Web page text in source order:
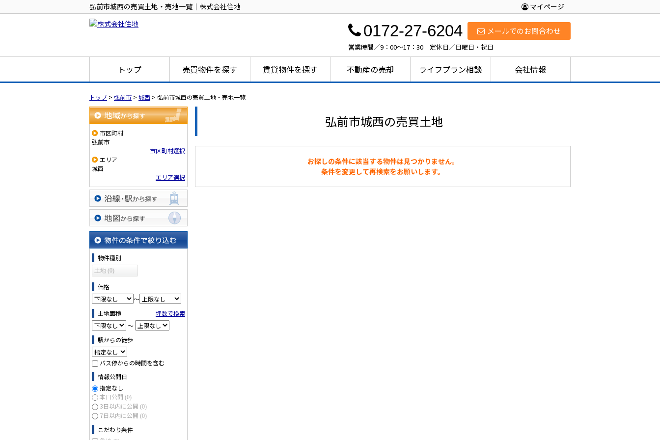
弘前市城西の売買土地・売地一覧｜株式会社住地 マイページ
メールでのお問合わせ
0172-27-6204
営業時間／9：00～17：30 定休日／日曜日・祝日
トップ 売買物件を探す 賃貸物件を探す 不動産の売却 ライフプラン相談 会社情報
トップ > 弘前市 > 城西 > 弘前市城西の売買土地・売地一覧
地域から探す
市区町村
弘前市
市区町村選択
エリア
城西
エリア選択
沿線・駅から探す
地図から探す
物件の条件で絞り込む
物件種別
土地 (0)
価格
～
土地面積
坪数で検索
～
駅からの徒歩
バス停からの時間を含む
情報公開日
指定なし
本日公開 (0)
3日以内に公開 (0)
7日以内に公開 (0)
こだわり条件
弘前市城西の売買土地
お探しの条件に該当する物件は見つかりません。
条件を変更して再検索をお願いします。